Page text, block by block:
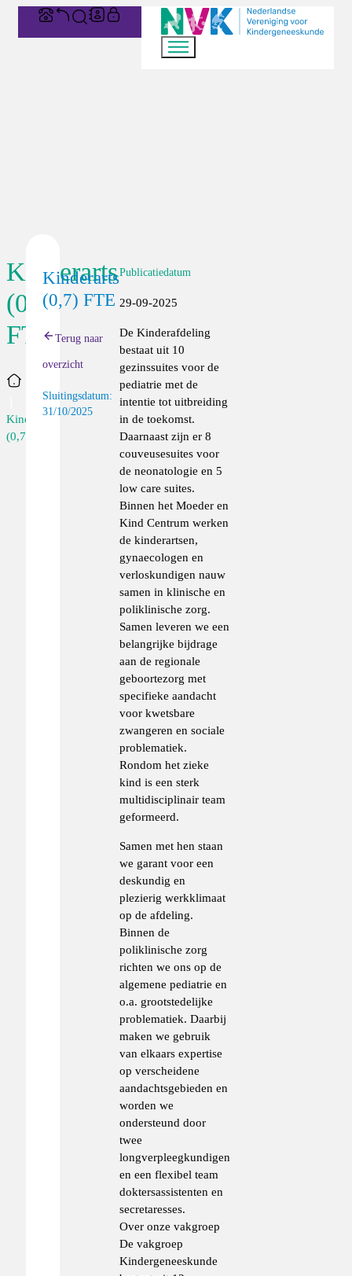
Kinderarts
(0,7)
FTE
Home
Kinderarts
(0,7...
Kinderarts
(0,7) FTE
Terug naar
overzicht
Sluitingsdatum:
31/10/2025
Publicatiedatum
29-09-2025
De Kinderafdeling
bestaat uit 10
gezinssuites voor de
pediatrie met de
intentie tot uitbreiding
in de toekomst.
Daarnaast zijn er 8
couveusesuites voor
de neonatologie en 5
low care suites.
Binnen het Moeder en
Kind Centrum werken
de kinderartsen,
gynaecologen en
verloskundigen nauw
samen in klinische en
poliklinische zorg.
Samen leveren we een
belangrijke bijdrage
aan de regionale
geboortezorg met
specifieke aandacht
voor kwetsbare
zwangeren en sociale
problematiek.
Rondom het zieke
kind is een sterk
multidisciplinair team
geformeerd.
Samen met hen staan
we garant voor een
deskundig en
plezierig werkklimaat
op de afdeling.
Binnen de
poliklinische zorg
richten we ons op de
algemene pediatrie en
o.a. grootstedelijke
problematiek. Daarbij
maken we gebruik
van elkaars expertise
op verscheidene
aandachtsgebieden en
worden we
ondersteund door
twee
longverpleegkundigen
en een flexibel team
doktersassistenten en
secretaresses.
Over onze vakgroep
De vakgroep
Kindergeneeskunde